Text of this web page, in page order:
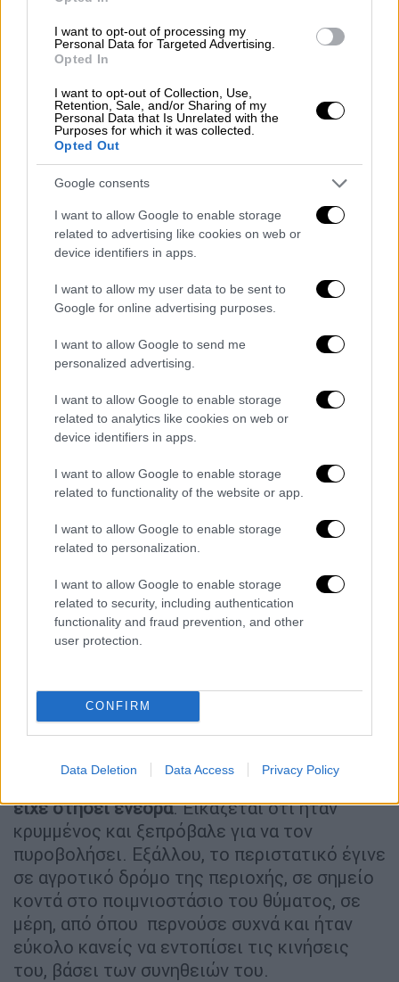
I want to opt-out of processing my
Personal Data for Targeted Advertising.
Opted In
I want to opt-out of Collection, Use,
Retention, Sale, and/or Sharing of my
Personal Data that Is Unrelated with the
Purposes for which it was collected.
Opted Out
Google consents
I want to allow Google to enable storage
related to advertising like cookies on web or
device identifiers in apps.
I want to allow my user data to be sent to
Google for online advertising purposes.
I want to allow Google to send me
personalized advertising.
I want to allow Google to enable storage
related to analytics like cookies on web or
device identifiers in apps.
I want to allow Google to enable storage
related to functionality of the website or app.
I want to allow Google to enable storage
related to personalization.
I want to allow Google to enable storage
related to security, including authentication
functionality and fraud prevention, and other
user protection.
CONFIRM
Data Deletion Data Access Privacy Policy
Ρέθυμνο: Βεντέτα «βλέπουν» πίσω
από τη δολοφονία του 46χρονου - Οι
φωτογραφίες ντοκουμέντο από το
σημείο
Ο 46χρονος φέρεται να πέθανε σχεδόν
ακαριαία. Μάλιστα από την κατάσταση στην
οποία βρέθηκε εικάζεται ότι είχε πεθάνει
αρκετές ώρες πριν εντοπιστεί,
ενδεχομένως και από τις πρώτες ώρες που
έγινε αντιληπτή η εξαφάνισή του από την
To χρονικό
Ο άνδρας σύμφωνα με τις πληροφορίες
βρισκόταν πλησίον της περιοχής, όπου
περιουσίακαι όπως όλα δείχνουν έφυγε από
το σπίτι του με σκοπό να φτάσει στην
περιοχή όπου εργαζόταν, αλλά ο δράστης
του είχε στήσει ενέδρα.
Με τον εντοπισμό του, αμέσως
ειδοποιήθηκαν οι Αρχές ενώ και ο
ιατροδικαστής υπηρεσίας έφτασε για τις
σχετικές διαδικασίες. Την προανάκριση έχει
Από τα πρώτα στοιχεία της αυτοψίας και
τον τρόπο που το θύμα έχει βληθεί, από
μπροστά και διαγώνια, φέρεται να
εξετάζεται το ενδεχόμενο,
ο δράστης να του
είχε στήσει ενέδρα. Εικάζεται ότι ήταν
κρυμμένος και ξεπρόβαλε για να τον
πυροβολήσει. Εξάλλου, το περιστατικό έγινε
σε αγροτικό δρόμο της περιοχής, σε σημείο
κοντά στο ποιμνιοστάσιο του θύματος, σε
μέρη, από όπου περνούσε συχνά και ήταν
εύκολο κανείς να εντοπίσει τις κινήσεις
του, βάσει των συνηθειών του.